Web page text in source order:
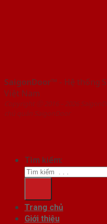
SaigonDoor™ - Hệ thống
Việt Nam
Copyright ⓒ 2016 – 2026
chủ quản SaigonDoor
Tìm kiếm:
Trang chủ
Giới thiệu